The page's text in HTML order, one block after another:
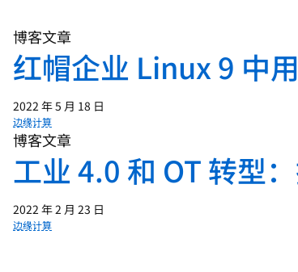
博客文章
红帽企业 Linux 9 中
2022 年 5 月 18 日
边缘计算
博客文章
工业 4.0 和 OT 转型
2022 年 2 月 23 日
边缘计算